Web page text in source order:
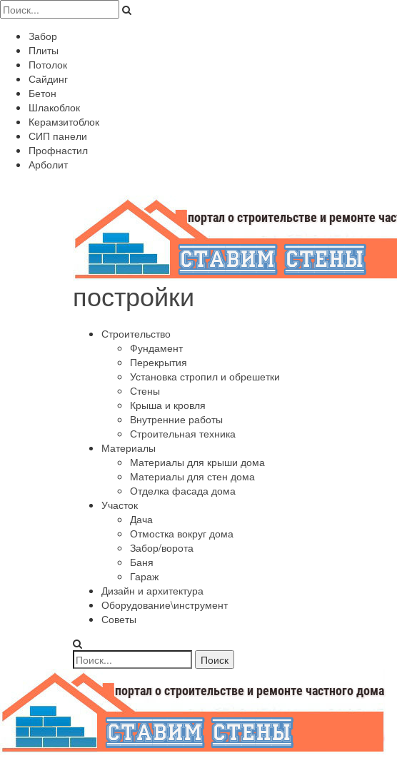
Забор
Плиты
Потолок
Сайдинг
Бетон
Шлакоблок
Керамзитоблок
СИП панели
Профнастил
Арболит
постройки
Строительство
Фундамент
Перекрытия
Установка стропил и обрешетки
Стены
Крыша и кровля
Внутренние работы
Строительная техника
Материалы
Материалы для крыши дома
Материалы для стен дома
Отделка фасада дома
Участок
Дача
Отмостка вокруг дома
Забор/ворота
Баня
Гараж
Дизайн и архитектура
Оборудование\инструмент
Советы